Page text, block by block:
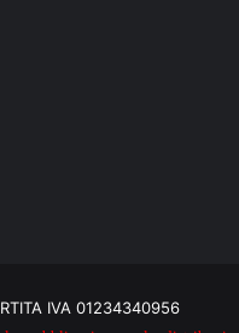
IVA 01234340956